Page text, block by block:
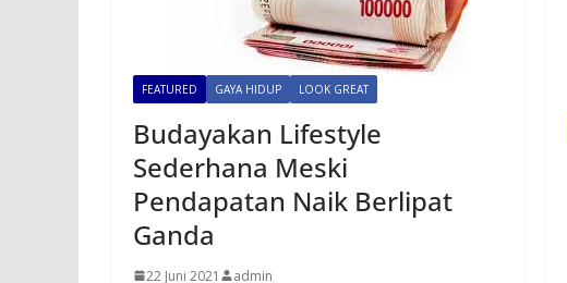
FEATURED GAYA HIDUP LOOK GREAT
Budayakan Lifestyle
Sederhana Meski
Pendapatan Naik Berlipat
Ganda
22 Juni 2021 admin